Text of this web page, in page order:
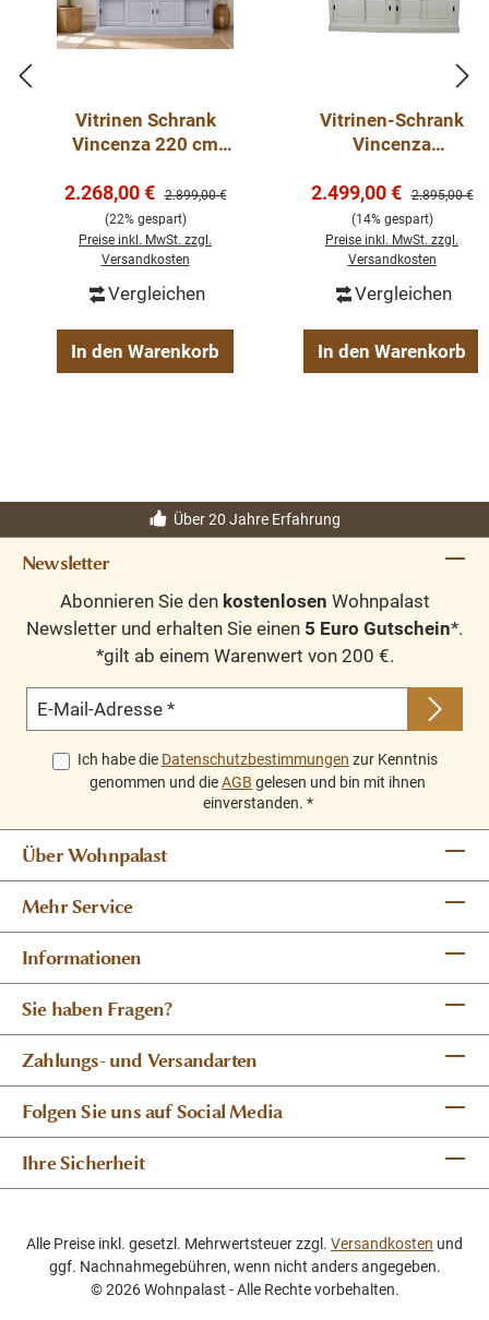
Vitrinen Schrank
Vincenza 220 cm
Landhaus Vitrine
Verkaufspreis:
2.268,00 € Regulärer Preis:
2.899,00 €
(22% gespart)
Preise inkl. MwSt. zzgl.
Versandkosten
Vergleichen
In den Warenkorb
Vitrinen-Schrank
Vincenza
cm
Verkaufspreis:
2.499,00 € Regulärer
2.895,00 €
(14% gespart)
Preise inkl. MwSt. zzgl.
Versandkosten
Vergleichen
In den Warenkorb
Über 20 Jahre Erfahrung
Newsletter
Abonnieren Sie den kostenlosen Wohnpalast
Newsletter und erhalten Sie einen 5 Euro Gutschein*.
*gilt ab einem Warenwert von 200 €.
E-Mail-Adresse *
Ich habe die Datenschutzbestimmungen zur Kenntnis
genommen und dieAGB gelesen und bin mit ihnen
einverstanden. *
Über Wohnpalast
Mehr Service
Informationen
Sie haben Fragen?
Zahlungs- und Versandarten
Folgen Sie uns auf Social Media
Ihre Sicherheit
Alle Preise inkl. gesetzl. Mehrwertsteuer zzgl. Versandkosten und
ggf. Nachnahmegebühren, wenn nicht anders angegeben.
© 2026 Wohnpalast - Alle Rechte vorbehalten.